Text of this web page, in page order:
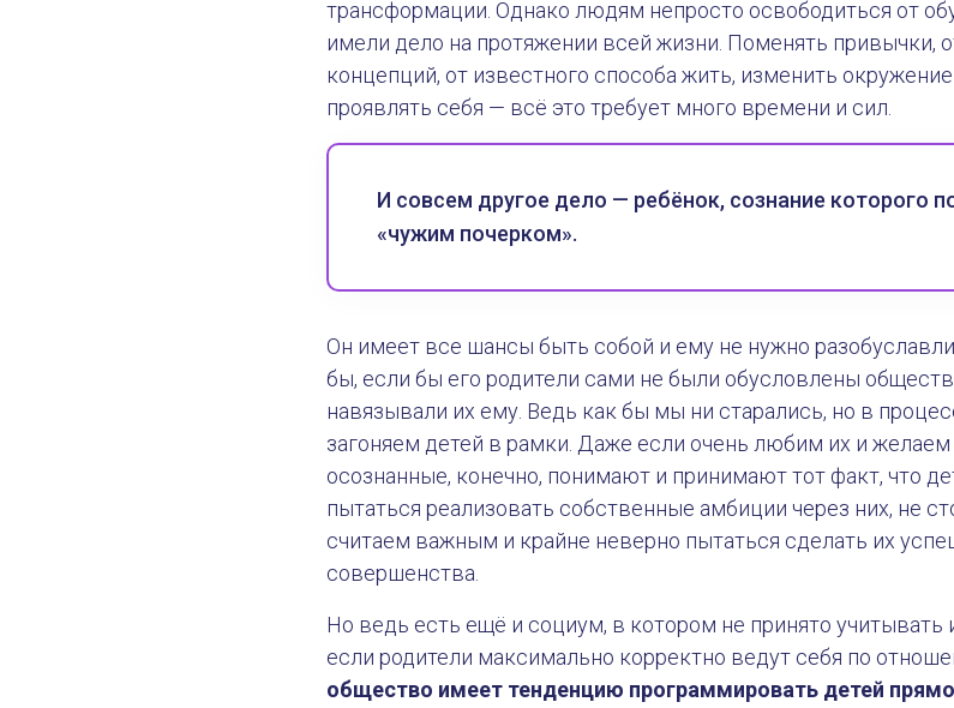
трансформации. Однако людям непросто освободиться от
имели дело на протяжении всей жизни. Поменять привычки,
концепций, от известного способа жить, изменить
проявлять себя — всё это требует много времени и сил.
И совсем другое дело — ребёнок, сознание которого
«чужим почерком».
Он имеет все шансы быть собой и ему не нужно
бы, если бы его родители сами не были обусловлены
навязывали их ему. Ведь как бы мы ни старались, но в
загоняем детей в рамки. Даже если очень любим их и
осознанные, конечно, понимают и принимают тот факт, что
пытаться реализовать собственные амбиции через них, не
считаем важным и крайне неверно пытаться сделать их
совершенства.
Но ведь есть ещё и социум, в котором не принято
если родители максимально корректно ведут себя по
общество имеет тенденцию программировать детей